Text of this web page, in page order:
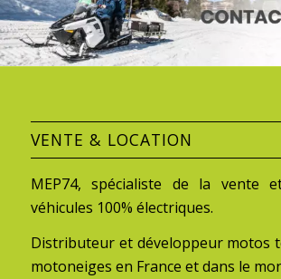
VENTE & LOCATION
MEP74, spécialiste de la vente
véhicules 100% électriques.
Distributeur et développeur motos
motoneiges en France et dans le